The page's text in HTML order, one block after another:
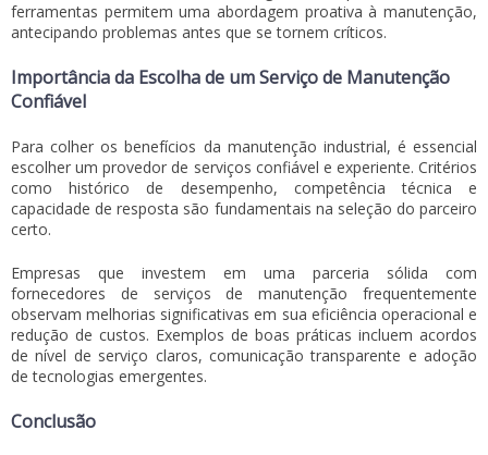
ferramentas permitem uma abordagem proativa à manutenção,
antecipando problemas antes que se tornem críticos.
Importância da Escolha de um Serviço de Manutenção
Confiável
Para colher os benefícios da manutenção industrial, é essencial
escolher um provedor de serviços confiável e experiente. Critérios
como histórico de desempenho, competência técnica e
capacidade de resposta são fundamentais na seleção do parceiro
certo.
Empresas que investem em uma parceria sólida com
fornecedores de serviços de manutenção frequentemente
observam melhorias significativas em sua eficiência operacional e
redução de custos. Exemplos de boas práticas incluem acordos
de nível de serviço claros, comunicação transparente e adoção
de tecnologias emergentes.
Conclusão